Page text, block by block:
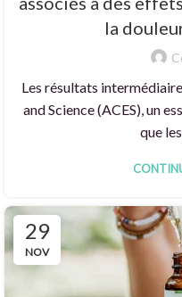
la
Les résultats
and Science (ACES), un
que
29
NOV